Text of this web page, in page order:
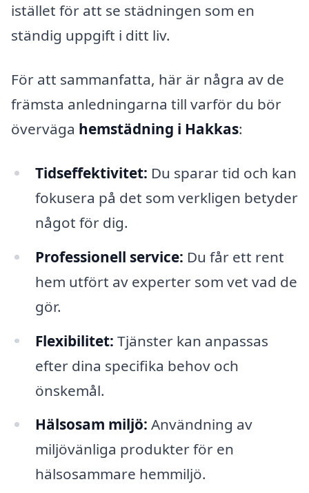
istället för att se städningen som en
ständig uppgift i ditt liv.
För att sammanfatta, här är några av de
främsta anledningarna till varför du bör
överväga hemstädning i Hakkas:
Tidseffektivitet: Du sparar tid och kan
fokusera på det som verkligen betyder
något för dig.
Professionell service: Du får ett rent
hem utfört av experter som vet vad de
gör.
Flexibilitet: Tjänster kan anpassas
efter dina specifika behov och
önskemål.
Hälsosam miljö: Användning av
miljövänliga produkter för en
hälsosammare hemmiljö.